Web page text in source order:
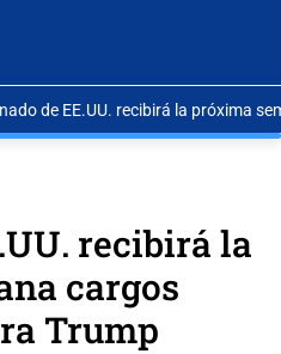
de EE.UU. recibirá la próxima
recibirá la
cargos
Trump